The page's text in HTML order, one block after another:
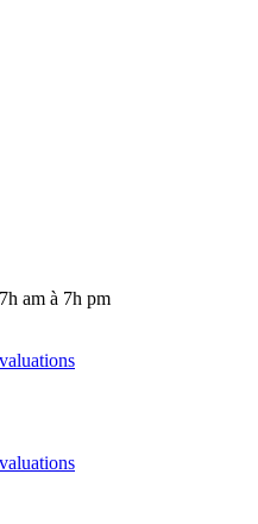
am à 7h pm